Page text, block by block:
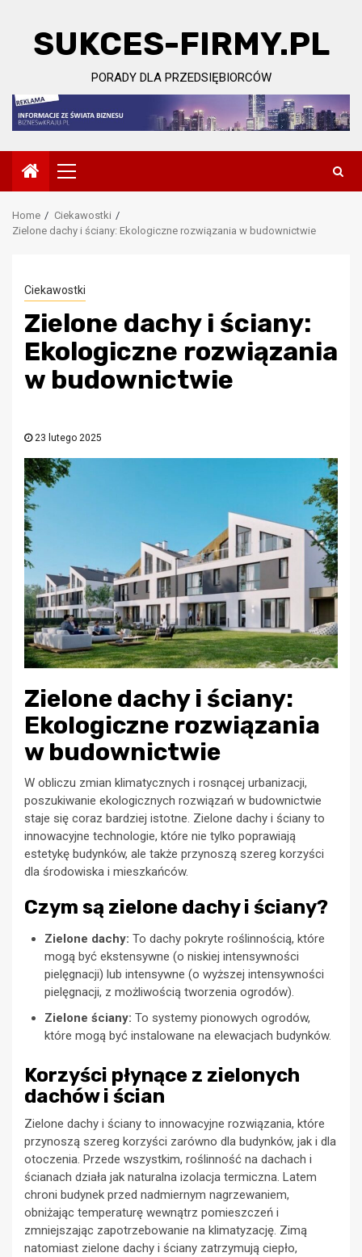
contentSUKCES-FIRMY.PL
PORADY DLA PRZEDSIĘBIORCÓW
Primary
Menu
Home
Ciekawostki
Zielone dachy i ściany: Ekologiczne rozwiązania w budownictwie
Ciekawostki
Zielone dachy i ściany:
Ekologiczne rozwiązania
w budownictwie
23 lutego 2025
Zielone dachy i ściany:
Ekologiczne rozwiązania
w budownictwie
W obliczu zmian klimatycznych i rosnącej urbanizacji,
poszukiwanie ekologicznych rozwiązań w budownictwie
staje się coraz bardziej istotne. Zielone dachy i ściany to
innowacyjne technologie, które nie tylko poprawiają
estetykę budynków, ale także przynoszą szereg korzyści
dla środowiska i mieszkańców.
Czym są zielone dachy i ściany?
Zielone dachy: To dachy pokryte roślinnością, które
mogą być ekstensywne (o niskiej intensywności
pielęgnacji) lub intensywne (o wyższej intensywności
pielęgnacji, z możliwością tworzenia ogrodów).
Zielone ściany: To systemy pionowych ogrodów,
które mogą być instalowane na elewacjach budynków.
Korzyści płynące z zielonych
dachów i ścian
Zielone dachy i ściany to innowacyjne rozwiązania, które
przynoszą szereg korzyści zarówno dla budynków, jak i dla
otoczenia. Przede wszystkim, roślinność na dachach i
ścianach działa jak naturalna izolacja termiczna. Latem
chroni budynek przed nadmiernym nagrzewaniem,
obniżając temperaturę wewnątrz pomieszczeń i
zmniejszając zapotrzebowanie na klimatyzację. Zimą
natomiast zielone dachy i ściany zatrzymują ciepło,